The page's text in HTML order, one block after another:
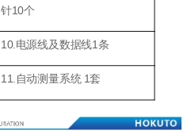
针10个
10.电源线及数据线1条
11.自动测量系统 1套